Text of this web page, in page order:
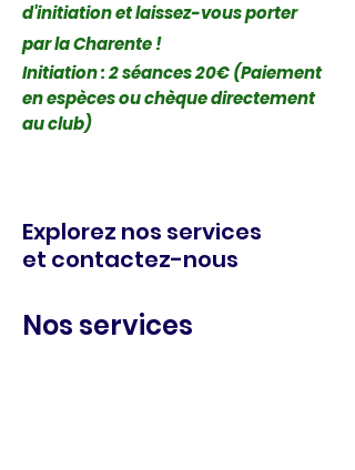
d'initiation et laissez-vous porter
par la Charente !
Initiation : 2 séances 20€ (Paiement
en espèces ou chèque directement
au club)
Explorez nos services
et contactez-nous
Nos services